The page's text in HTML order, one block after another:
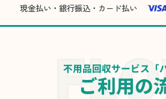
現金払い・銀行振込・カード払い
不用品回収サービス「
ご利用の